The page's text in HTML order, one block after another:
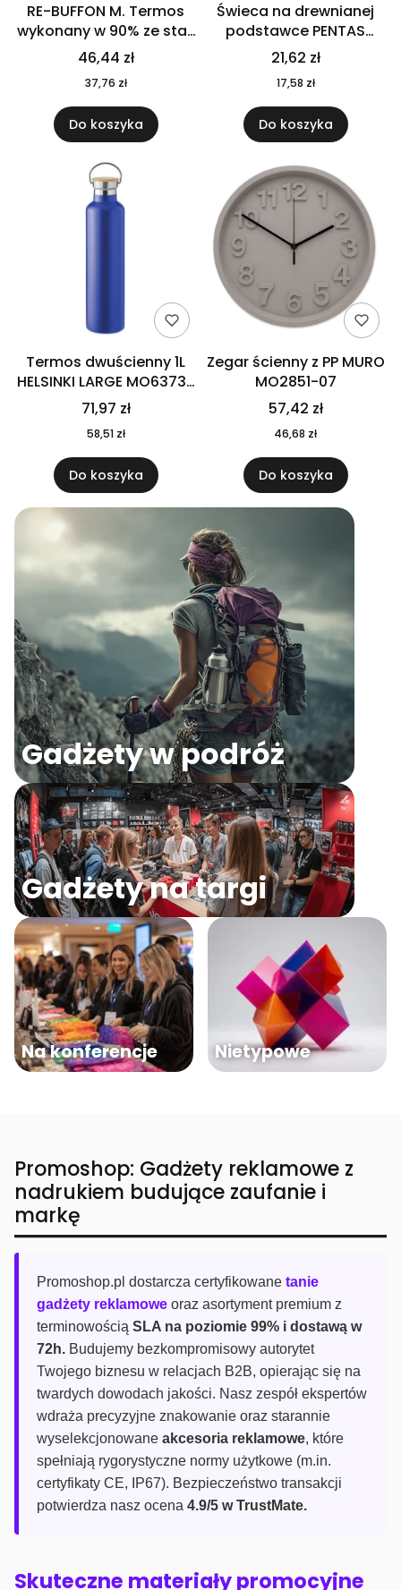
RE-BUFFON M. Termos
wykonany w 90% ze stali
nierdzewnej
pochodzącej z
recyklingu 520 ml 94294
46,44 zł
37,76 zł
Do koszyka
Świeca na drewnianej
podstawce PENTAS
MO6282-40
21,62 zł
17,58 zł
Do koszyka
Termos dwuścienny 1L
HELSINKI LARGE MO6373-
04
71,97 zł
58,51 zł
Do koszyka
Zegar ścienny z PP MURO
MO2851-07
57,42 zł
46,68 zł
Do koszyka
Gadżety w podróż
Gadżety na targi
Na konferencje Nietypowe
Promoshop: Gadżety reklamowe z
nadrukiem budujące zaufanie i
markę
Promoshop.pl dostarcza certyfikowane tanie
gadżety reklamowe oraz asortyment premium z
terminowością SLA na poziomie 99% i dostawą w
72h. Budujemy bezkompromisowy autorytet
Twojego biznesu w relacjach B2B, opierając się na
twardych dowodach jakości. Nasz zespół ekspertów
wdraża precyzyjne znakowanie oraz starannie
wyselekcjonowane akcesoria reklamowe, które
spełniają rygorystyczne normy użytkowe (m.in.
certyfikaty CE, IP67). Bezpieczeństwo transakcji
potwierdza nasz ocena 4.9/5 w TrustMate.
Skuteczne materiały promocyjne